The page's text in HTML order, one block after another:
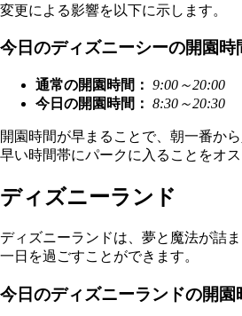
変更による影響を以下に示します。
今日のディズニーシーの開園時
通常の開園時間： 9:00～20:00
今日の開園時間： 8:30～20:30
開園時間が早まることで、朝一番か
早い時間帯にパークに入ることをオス
ディズニーランド
ディズニーランドは、夢と魔法が詰
一日を過ごすことができます。
今日のディズニーランドの開園